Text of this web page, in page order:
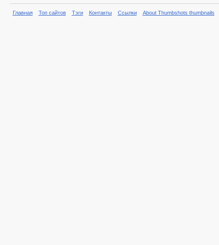
Главная Топ сайтов Тэги Контакты Ссылки About Thumbshots thumbnails